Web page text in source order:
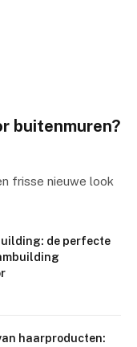
buitenmuren?
frisse nieuwe look
de perfecte
haarproducten: